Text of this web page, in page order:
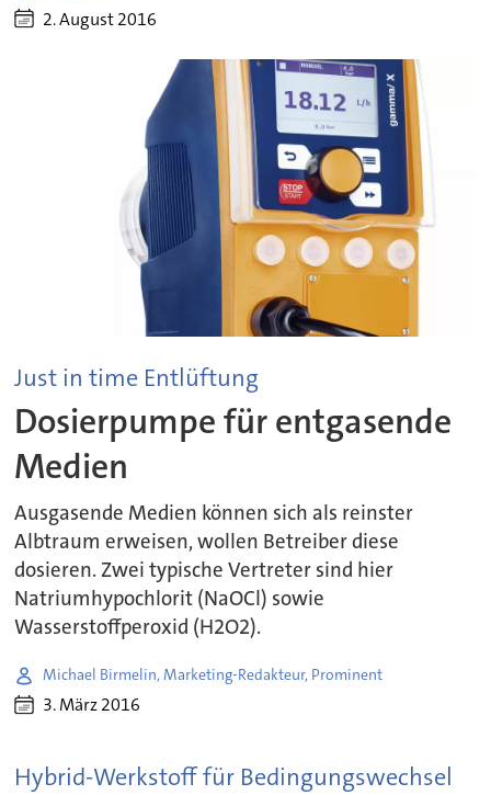
2. August 2016
Just in time Entlüftung
Dosierpumpe für entgasende
Medien
Ausgasende Medien können sich als reinster
Albtraum erweisen, wollen Betreiber diese
dosieren. Zwei typische Vertreter sind hier
Natriumhypochlorit (NaOCl) sowie
Wasserstoffperoxid (H2O2).
Michael Birmelin, Marketing-Redakteur, Prominent
3. März 2016
Hybrid-Werkstoff für Bedingungswechsel